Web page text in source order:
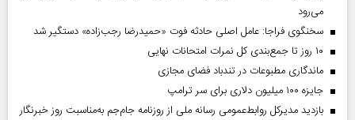
می‌رود
سخنگوی فراجا: عامل اصلی حادثه فوت «حمیدرضا رجب‌زاده» دستگیر شد
۱۰ روز تا جمع‌بندی کل نمرات امتحانات نهایی
ماندگاری مطبوعات در تندباد فضای مجازی
جایزه ۱۰۰ میلیون دلاری برای سر ترامپ
بازدید مدیرکل روابط‌عمومی رسانه ملی از روزنامه جام‌جم به‌مناسبت روز خبرنگار